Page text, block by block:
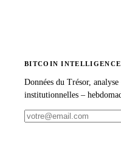
BITCOIN INTELLIGENCE
Données du Trésor,
institutionnelles –